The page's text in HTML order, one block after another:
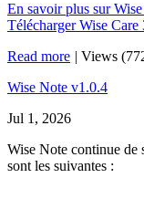
En savoir plus sur
Télécharger Wise Care
Read more | Views
Wise Note v1.0.4
Jul 1, 2026
Wise Note continue de
sont les suivantes :